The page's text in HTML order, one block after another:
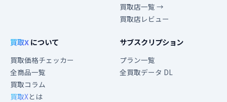
買取店一覧 →
買取店レビュー
買取Xについて
買取価格チェッカー
全商品一覧
買取コラム
買取Xとは
サブスクリプション
プラン一覧
全買取データ DL